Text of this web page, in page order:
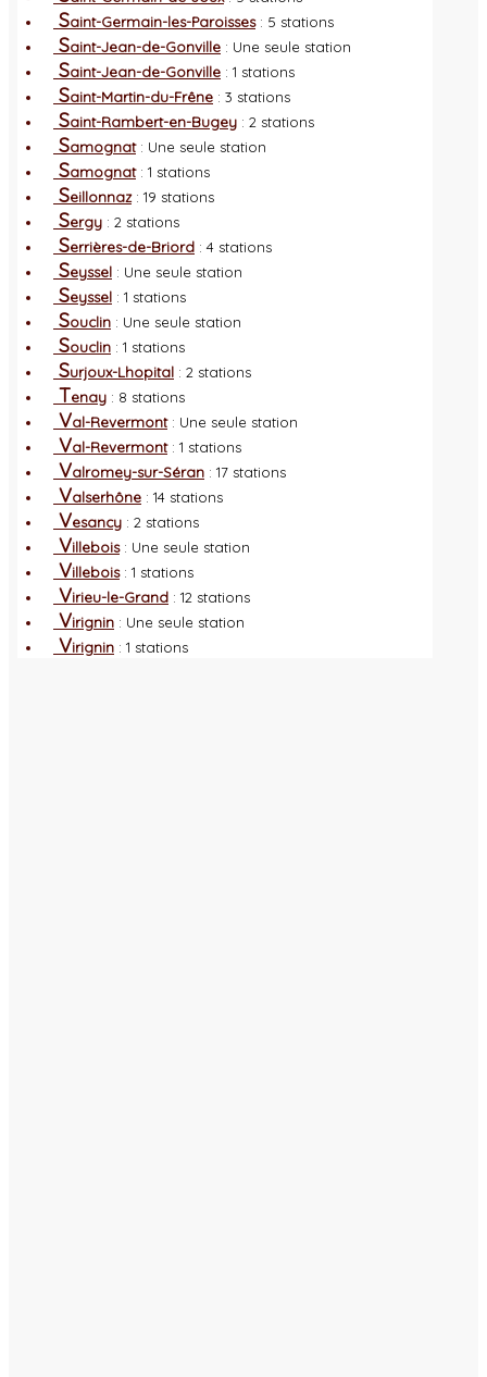
Saint-Germain-les-Paroisses: 5 stations
Saint-Jean-de-Gonville : Une seule station
Saint-Jean-de-Gonville : 1 stations
Saint-Martin-du-Frêne : 3 stations
Saint-Rambert-en-Bugey : 2 stations
Samognat: Une seule station
Samognat: 1 stations
Seillonnaz: 19 stations
Sergy : 2 stations
Serrières-de-Briord : 4 stations
Seyssel : Une seule station
Seyssel : 1 stations
Souclin : Une seule station
Souclin : 1 stations
Surjoux-Lhopital : 2 stations
Tenay : 8 stations
Val-Revermont: Une seule station
Val-Revermont: 1 stations
Valromey-sur-Séran : 17 stations
Valserhône : 14 stations
Vesancy : 2 stations
Villebois: Une seule station
Villebois: 1 stations
Virieu-le-Grand : 12 stations
Virignin : Une seule station
Virignin : 1 stations